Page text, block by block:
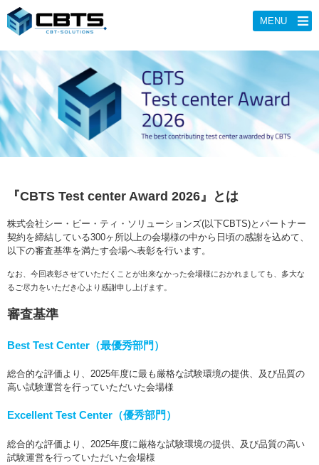
MENU
『CBTS Test center Award 2026』とは
株式会社シー・ビー・ティ・ソリューションズ(以下CBTS)とパートナー
契約を締結している300ヶ所以上の会場様の中から日頃の感謝を込めて、
以下の審査基準を満たす会場へ表彰を行います。
なお、今回表彰させていただくことが出来なかった会場様におかれましても、多大な
るご尽力をいただき心より感謝申し上げます。
審査基準
Best Test Center（最優秀部門）
総合的な評価より、2025年度に最も厳格な試験環境の提供、及び品質の
高い試験運営を行っていただいた会場様
Excellent Test Center（優秀部門）
総合的な評価より、2025年度に厳格な試験環境の提供、及び品質の高い
試験運営を行っていただいた会場様